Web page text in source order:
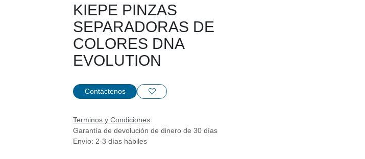
KIEPE PINZAS
SEPARADORAS DE
COLORES DNA
EVOLUTION
Contáctenos
Terminos y Condiciones
Garantía de devolución de dinero de 30 días
Envío: 2-3 días hábiles